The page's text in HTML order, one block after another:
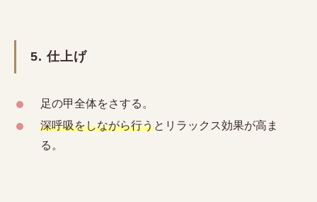
5. 仕上げ
足の甲全体をさする。
深呼吸をしながら行うとリラックス効果が高ま
る。